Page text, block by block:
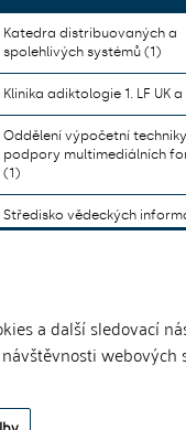
a další sledovací
webových
Katedra distribuovaných a
spolehlivých systémů (1)
Klinika adiktologie 1. LF UK a
Oddělení výpočetní
podpory multimediálních
(1)
Středisko vědeckých